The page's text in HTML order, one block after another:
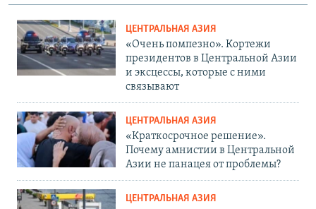
ЦЕНТРАЛЬНАЯ АЗИЯ
«Очень помпезно». Кортежи
президентов в Центральной Азии
и эксцессы, которые с ними
связывают
ЦЕНТРАЛЬНАЯ АЗИЯ
«Краткосрочное решение».
Почему амнистии в Центральной
Азии не панацея от проблемы?
ЦЕНТРАЛЬНАЯ АЗИЯ